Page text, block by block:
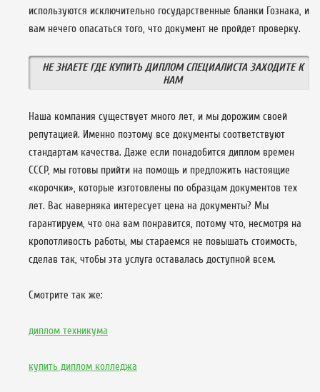
используются исключительно государственные бланки Гознака, и
вам нечего опасаться того, что документ не пройдет проверку.
НЕ ЗНАЕТЕ ГДЕ КУПИТЬ ДИПЛОМ СПЕЦИАЛИСТА ЗАХОДИТЕ К
НАМ
Наша компания существует много лет, и мы дорожим своей
репутацией. Именно поэтому все документы соответствуют
стандартам качества. Даже если понадобится диплом времен
СССР, мы готовы прийти на помощь и предложить настоящие
«корочки», которые изготовлены по образцам документов тех
лет. Вас наверняка интересует цена на документы? Мы
гарантируем, что она вам понравится, потому что, несмотря на
кропотливость работы, мы стараемся не повышать стоимость,
сделав так, чтобы эта услуга оставалась доступной всем.
Смотрите так же:
диплом техникума
купить диплом колледжа